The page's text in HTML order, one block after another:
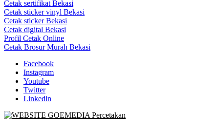
Cetak sertifikat Bekasi
Cetak sticker vinyl Bekasi
Cetak sticker Bekasi
Cetak digital Bekasi
Profil Cetak Online
Cetak Brosur Murah Bekasi
Facebook
Instagram
Youtube
Twitter
Linkedin